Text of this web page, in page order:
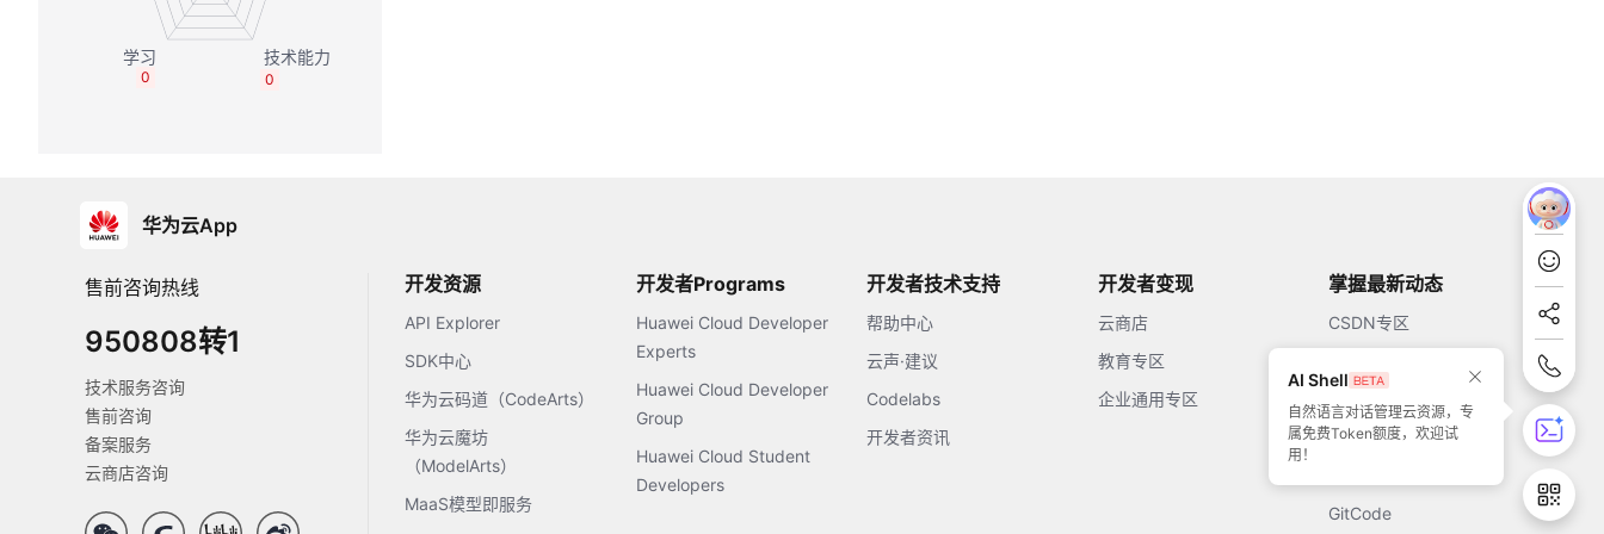
0
0
华为云App
售前咨询热线
950808转1
技术服务咨询
售前咨询
备案服务
云商店咨询
开发资源
API Explorer
SDK中心
华为云码道（CodeArts）
华为云魔坊
（ModelArts）
MaaS模型即服务
开发者Programs
Huawei Cloud Developer
Experts
Huawei Cloud Developer
Group
Huawei Cloud Student
Developers
开发者技术支持
帮助中心
云声·建议
Codelabs
开发者资讯
开发者变现
云商店
教育专区
企业通用专区
掌握最新动态
CSDN专区
51CTO
GitCode
AI Shell
自然语言对话管理云资源，专
属免费Token额度，欢迎试
用！